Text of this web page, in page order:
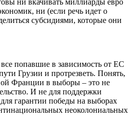
ни (если речь идет о
субсидиями, которые они
попавшие в зависимость от ЕС
Грузии и протрезветь. Понять,
Франции в выборы – это не
И не для поддержки
гарантии победы на выборах
неоколониальных